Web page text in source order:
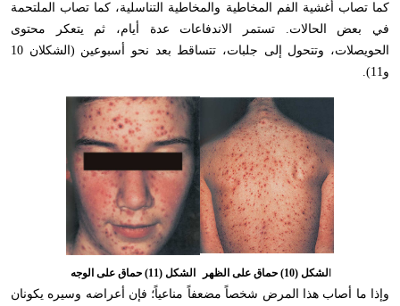
كما تصاب أغشية الفم المخاطية والمخاطية التناسلية، كما تصاب الملتحمة
في بعض الحالات. تستمر الاندفاعات عدة أيام، ثم يتعكر محتوى
الحويصلات، وتتحول إلى جلبات، تتساقط بعد نحو أسبوعين (الشكلان 10
و11).
لشكل (10) حماق على الظهر الشكل (11) حماق على الوجه
وإذا ما أصاب هذا المرض شخصاً مضعفاً مناعياً؛ فإن أعراضه وسيره يكونان